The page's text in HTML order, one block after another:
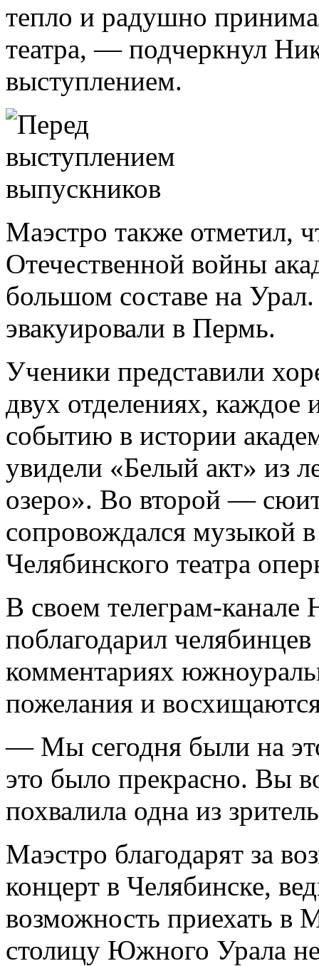
тепло и радушно
театра, — подчеркнул
выступлением.
Маэстро также отметил,
Отечественной войны
большом составе на
эвакуировали в Пермь.
Ученики представили
двух отделениях,
событию в истории
увидели «Белый акт» из
озеро». Во второй —
сопровождался музыкой
Челябинского театра
В своем телеграм-канале
поблагодарил
комментариях
пожелания и
— Мы сегодня были на
это было прекрасно. Вы
похвалила одна из
Маэстро благодарят за
концерт в Челябинске,
возможность приехать в
столицу Южного Урала